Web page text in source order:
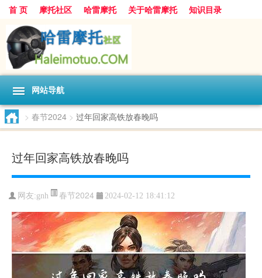
首 页 摩托社区 哈雷摩托 关于哈雷摩托 知识目录
网站导航
> 春节2024 > 过年回家高铁放春晚吗
过年回家高铁放春晚吗
网友:gnh 春节2024 2024-02-12 18:41:12